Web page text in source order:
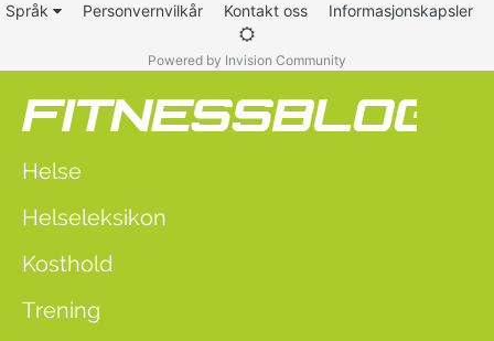
Språk Personvernvilkår Kontakt oss Informasjonskapsler
Powered by Invision Community
Helse
Helseleksikon
Kosthold
Trening